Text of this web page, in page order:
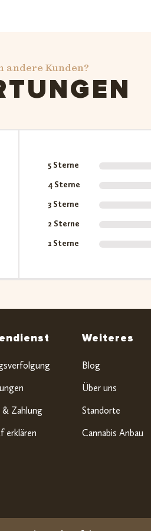
andere Kunden?
5 Sterne
4 Sterne
3 Sterne
2 Sterne
1 Sterne
& Zahlung
erklären
Weiteres
Blog
Über uns
Standorte
Cannabis Anbau